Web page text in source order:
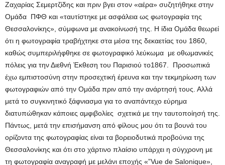
Ζαχαρίας Σεμερτζίδης και πριν βγει στον «αέρα» συζητήθηκε στην
Ομάδα ΠΦΘ και «ταυτίστηκε με ασφάλεια ως φωτογραφία της
Θεσσαλονίκης», σύμφωνα με ανακοίνωσή της. Η ίδια Ομάδα θεωρεί
ότι η φωτογραφία τραβήχτηκε στα μέσα της δεκαετίας του 1860,
καθώς συμπεριλήφθηκε σε φωτογραφικό λεύκωμα με οθωμανικές
πόλεις για την Διεθνή Έκθεση του Παρισιού το1867. Προσωπικά
έχω εμπιστοσύνη στην προσεχτική έρευνα και την τεκμηρίωση των
φωτογραφιών από την Ομάδα πριν από την ανάρτησή τους. Αλλά
μετά το συγκινητικό ξάφνιασμα για το αναπάντεχο εύρημα
διατυπώθηκαν κάποιες αμφιβολίες σχετικά με την ταυτοποίησή της.
Πάντως, μετά την επισήμανση από φίλους μου ότι τα βουνά του
ορίζοντα της φωτογραφίας είναι τα βορειοδυτικά προβούνια της
Θεσσαλονίκης και ότι στο χάρτινο πλαίσιο υπάρχει η σύγχρονη με
τη φωτογραφία αναγραφή με μελάνι εποχής «”Vue de Salonique»,